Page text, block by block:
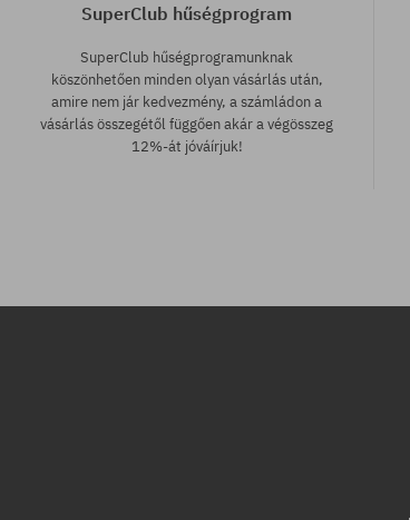
SuperClub hűségprogram
SuperClub hűségprogramunknak
köszönhetően minden olyan vásárlás után,
amire nem jár kedvezmény, a számládon a
vásárlás összegétől függően akár a végösszeg
12%-át jóváírjuk!